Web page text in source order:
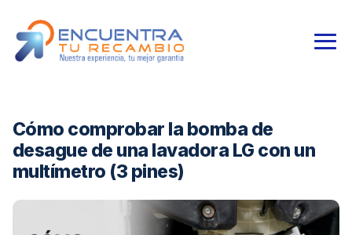
Cómo comprobar la bomba de
desague de una lavadora LG con un
multímetro (3 pines)